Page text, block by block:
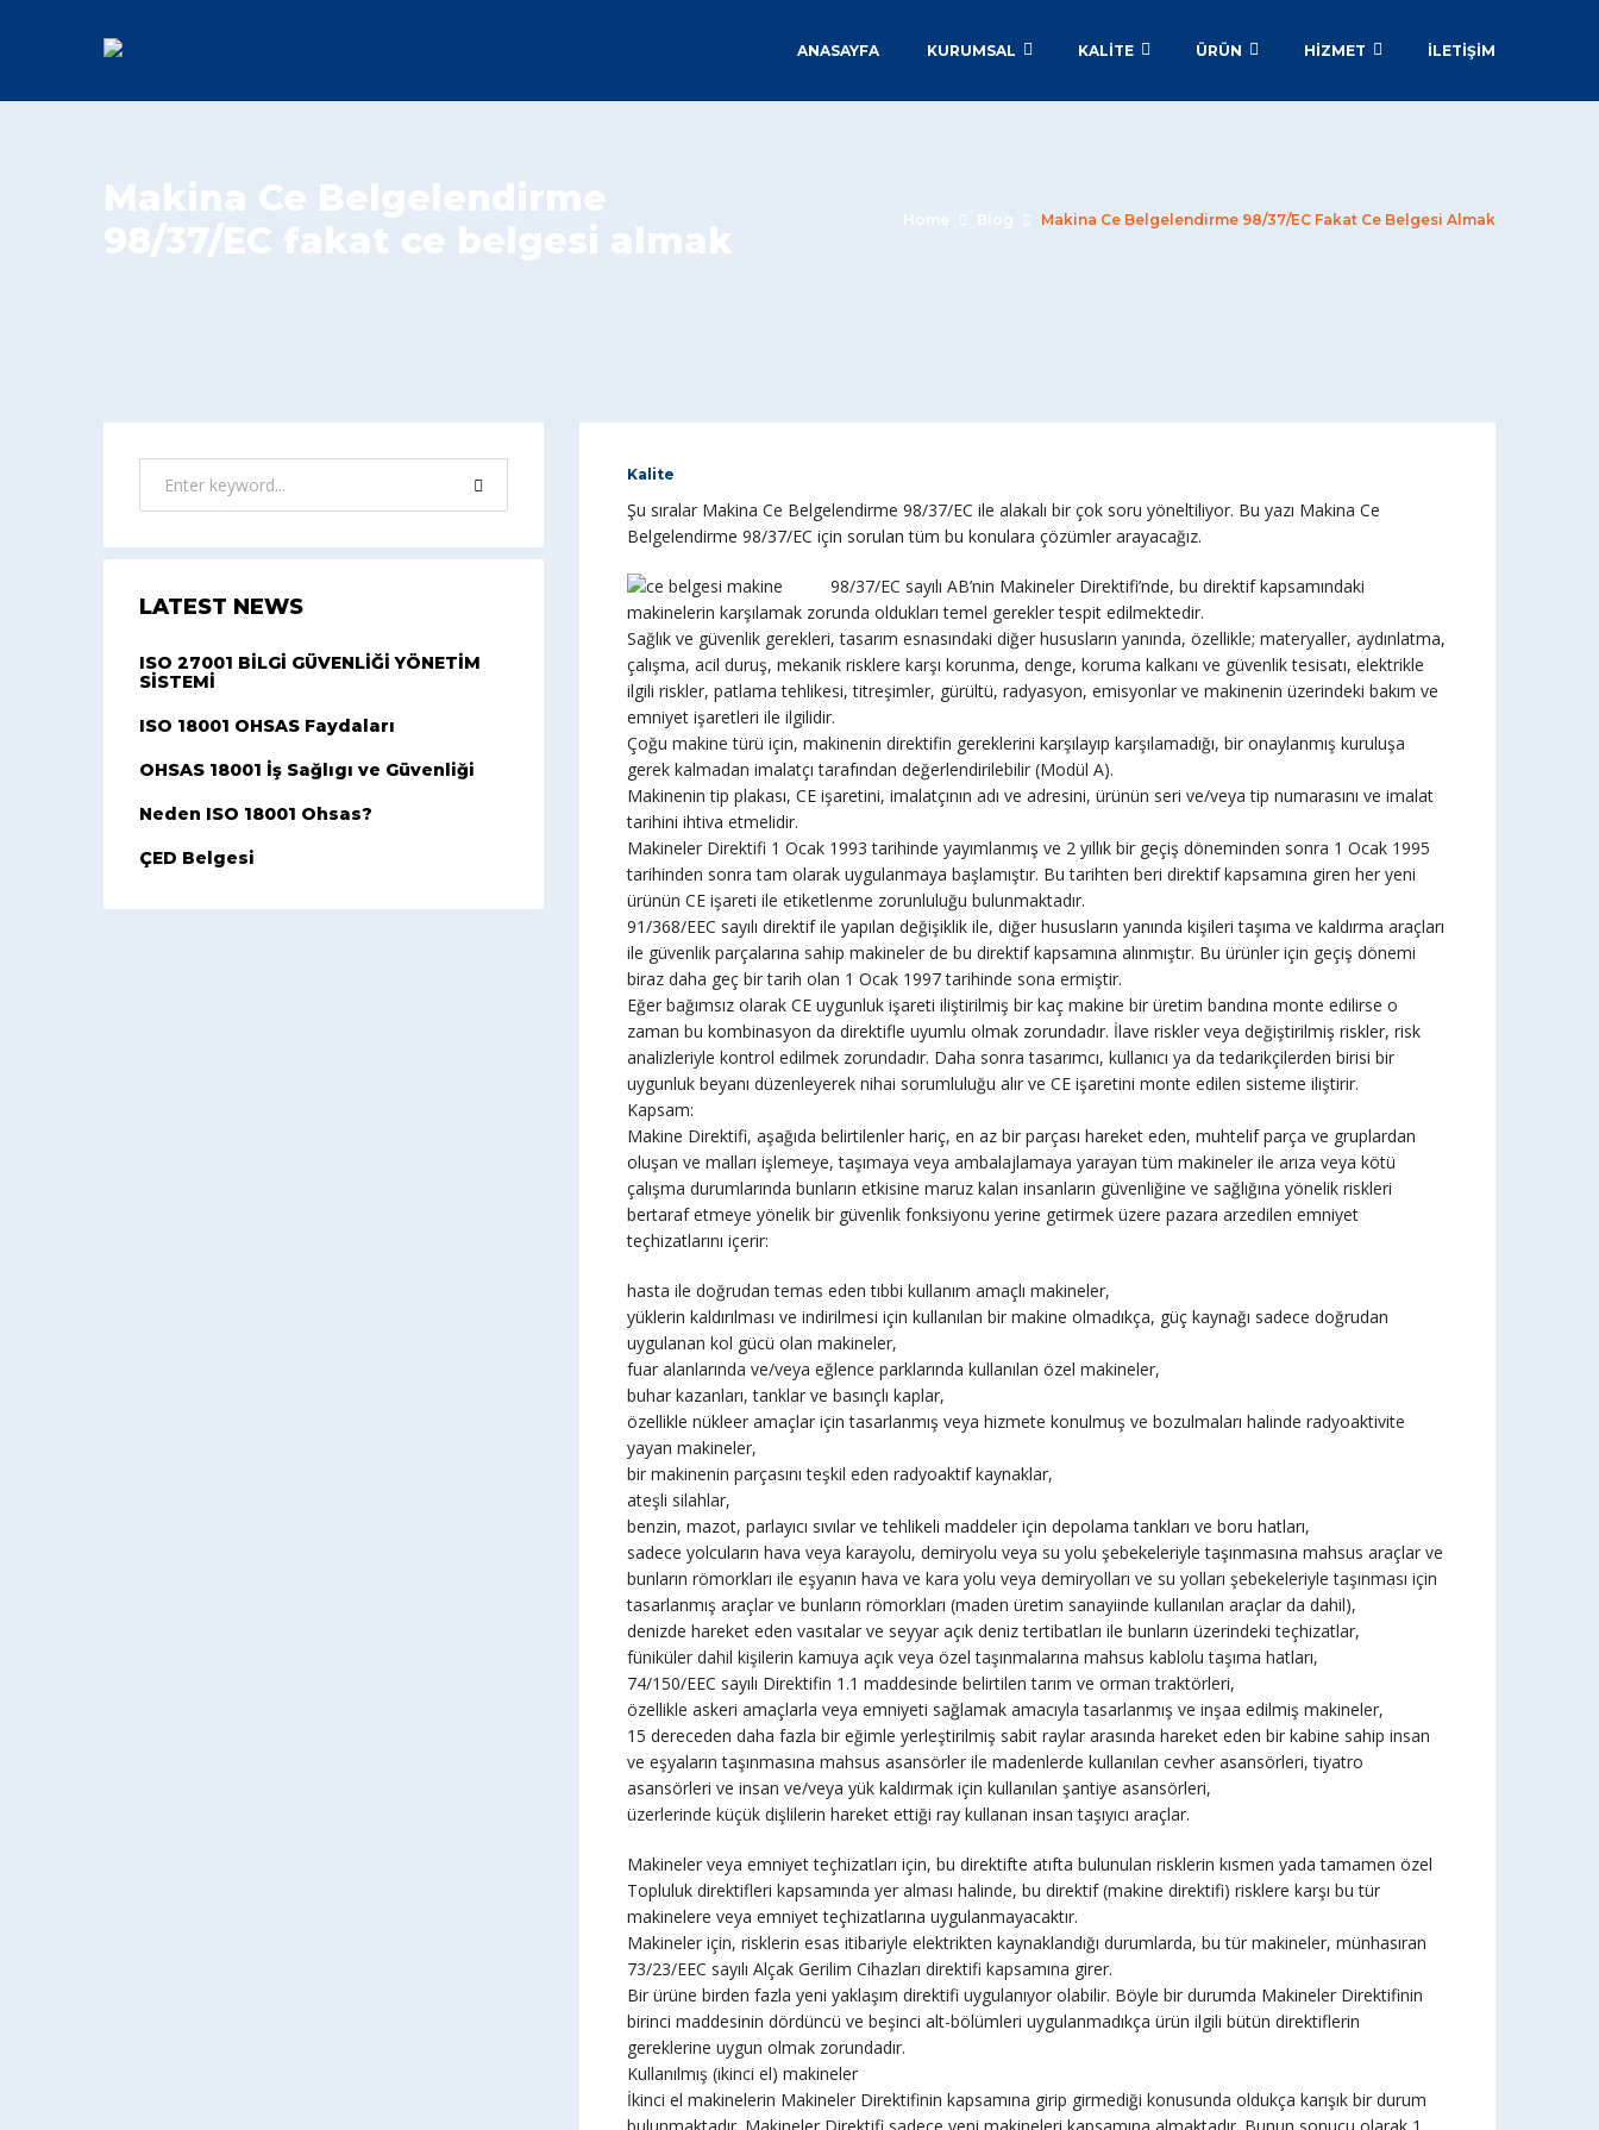
ANASAYFA KURUMSAL KALİTE ÜRÜN HİZMET İLETIŞIM
Makina Ce Belgelendirme
98/37/EC fakat ce belgesi almak
Home Blog Makina Ce Belgelendirme 98/37/EC Fakat Ce Belgesi Almak
Kalite
Şu sıralar Makina Ce Belgelendirme 98/37/EC ile alakalı bir çok soru yöneltiliyor. Bu yazı Makina Ce
Belgelendirme 98/37/EC için sorulan tüm bu konulara çözümler arayacağız.
98/37/EC sayılı AB’nin Makineler Direktifi’nde, bu direktif kapsamındaki
makinelerin karşılamak zorunda oldukları temel gerekler tespit edilmektedir.
Sağlık ve güvenlik gerekleri, tasarım esnasındaki diğer hususların yanında, özellikle; materyaller, aydınlatma,
çalışma, acil duruş, mekanik risklere karşı korunma, denge, koruma kalkanı ve güvenlik tesisatı, elektrikle
ilgili riskler, patlama tehlikesi, titreşimler, gürültü, radyasyon, emisyonlar ve makinenin üzerindeki bakım ve
emniyet işaretleri ile ilgilidir.
Çoğu makine türü için, makinenin direktifin gereklerini karşılayıp karşılamadığı, bir onaylanmış kuruluşa
gerek kalmadan imalatçı tarafından değerlendirilebilir (Modül A).
Makinenin tip plakası, CE işaretini, imalatçının adı ve adresini, ürünün seri ve/veya tip numarasını ve imalat
tarihini ihtiva etmelidir.
Makineler Direktifi 1 Ocak 1993 tarihinde yayımlanmış ve 2 yıllık bir geçiş döneminden sonra 1 Ocak 1995
tarihinden sonra tam olarak uygulanmaya başlamıştır. Bu tarihten beri direktif kapsamına giren her yeni
ürünün CE işareti ile etiketlenme zorunluluğu bulunmaktadır.
91/368/EEC sayılı direktif ile yapılan değişiklik ile, diğer hususların yanında kişileri taşıma ve kaldırma araçları
ile güvenlik parçalarına sahip makineler de bu direktif kapsamına alınmıştır. Bu ürünler için geçiş dönemi
biraz daha geç bir tarih olan 1 Ocak 1997 tarihinde sona ermiştir.
Eğer bağımsız olarak CE uygunluk işareti iliştirilmiş bir kaç makine bir üretim bandına monte edilirse o
zaman bu kombinasyon da direktifle uyumlu olmak zorundadır. İlave riskler veya değiştirilmiş riskler, risk
analizleriyle kontrol edilmek zorundadır. Daha sonra tasarımcı, kullanıcı ya da tedarikçilerden birisi bir
uygunluk beyanı düzenleyerek nihai sorumluluğu alır ve CE işaretini monte edilen sisteme iliştirir.
Kapsam:
Makine Direktifi, aşağıda belirtilenler hariç, en az bir parçası hareket eden, muhtelif parça ve gruplardan
oluşan ve malları işlemeye, taşımaya veya ambalajlamaya yarayan tüm makineler ile arıza veya kötü
çalışma durumlarında bunların etkisine maruz kalan insanların güvenliğine ve sağlığına yönelik riskleri
bertaraf etmeye yönelik bir güvenlik fonksiyonu yerine getirmek üzere pazara arzedilen emniyet
teçhizatlarını içerir:
hasta ile doğrudan temas eden tıbbi kullanım amaçlı makineler,
yüklerin kaldırılması ve indirilmesi için kullanılan bir makine olmadıkça, güç kaynağı sadece doğrudan
uygulanan kol gücü olan makineler,
fuar alanlarında ve/veya eğlence parklarında kullanılan özel makineler,
buhar kazanları, tanklar ve basınçlı kaplar,
özellikle nükleer amaçlar için tasarlanmış veya hizmete konulmuş ve bozulmaları halinde radyoaktivite
yayan makineler,
bir makinenin parçasını teşkil eden radyoaktif kaynaklar,
ateşli silahlar,
benzin, mazot, parlayıcı sıvılar ve tehlikeli maddeler için depolama tankları ve boru hatları,
sadece yolcuların hava veya karayolu, demiryolu veya su yolu şebekeleriyle taşınmasına mahsus araçlar ve
bunların römorkları ile eşyanın hava ve kara yolu veya demiryolları ve su yolları şebekeleriyle taşınması için
tasarlanmış araçlar ve bunların römorkları (maden üretim sanayiinde kullanılan araçlar da dahil),
denizde hareket eden vasıtalar ve seyyar açık deniz tertibatları ile bunların üzerindeki teçhizatlar,
füniküler dahil kişilerin kamuya açık veya özel taşınmalarına mahsus kablolu taşıma hatları,
74/150/EEC sayılı Direktifin 1.1 maddesinde belirtilen tarım ve orman traktörleri,
özellikle askeri amaçlarla veya emniyeti sağlamak amacıyla tasarlanmış ve inşaa edilmiş makineler,
15 dereceden daha fazla bir eğimle yerleştirilmiş sabit raylar arasında hareket eden bir kabine sahip insan
ve eşyaların taşınmasına mahsus asansörler ile madenlerde kullanılan cevher asansörleri, tiyatro
asansörleri ve insan ve/veya yük kaldırmak için kullanılan şantiye asansörleri,
üzerlerinde küçük dişlilerin hareket ettiği ray kullanan insan taşıyıcı araçlar.
Makineler veya emniyet teçhizatları için, bu direktifte atıfta bulunulan risklerin kısmen yada tamamen özel
Topluluk direktifleri kapsamında yer alması halinde, bu direktif (makine direktifi) risklere karşı bu tür
makinelere veya emniyet teçhizatlarına uygulanmayacaktır.
Makineler için, risklerin esas itibariyle elektrikten kaynaklandığı durumlarda, bu tür makineler, münhasıran
73/23/EEC sayılı Alçak Gerilim Cihazları direktifi kapsamına girer.
Bir ürüne birden fazla yeni yaklaşım direktifi uygulanıyor olabilir. Böyle bir durumda Makineler Direktifinin
birinci maddesinin dördüncü ve beşinci alt-bölümleri uygulanmadıkça ürün ilgili bütün direktiflerin
gereklerine uygun olmak zorundadır.
Kullanılmış (ikinci el) makineler
İkinci el makinelerin Makineler Direktifinin kapsamına girip girmediği konusunda oldukça karışık bir durum
LATEST NEWS
ISO 27001 BİLGİ GÜVENLİĞİ YÖNETİM
SİSTEMİ
ISO 18001 OHSAS Faydaları
OHSAS 18001 İş Sağlıgı ve Güvenliği
Neden ISO 18001 Ohsas?
ÇED Belgesi